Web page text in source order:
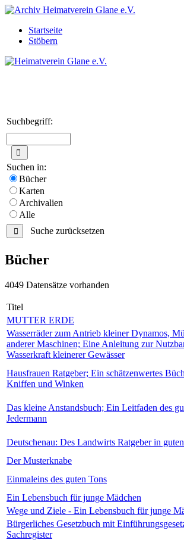
Startseite
Stöbern
Suchbegriff:
Suchen in:
Bücher
Karten
Archivalien
Alle
Suche zurücksetzen
Bücher
4049 Datensätze vorhanden
Titel
MUTTER ERDE
Wasserräder zum Antrieb kleiner Dynamos,
anderer Maschinen; Eine Anleitung zur
Wasserkraft kleinerer Gewässer
Hausfrauen Ratgeber; Ein schätzenwertes
Kniffen und Winken
Das kleine Anstandsbuch; Ein Leitfaden des
Jedermann
Deutschenau: Des Landwirts Ratgeber in
Der Musterknabe
Einmaleins des guten Tons
Ein Lebensbuch für junge Mädchen
Wege und Ziele - Ein Lebensbuch für junge
Bürgerliches Gesetzbuch mit
Sachregister